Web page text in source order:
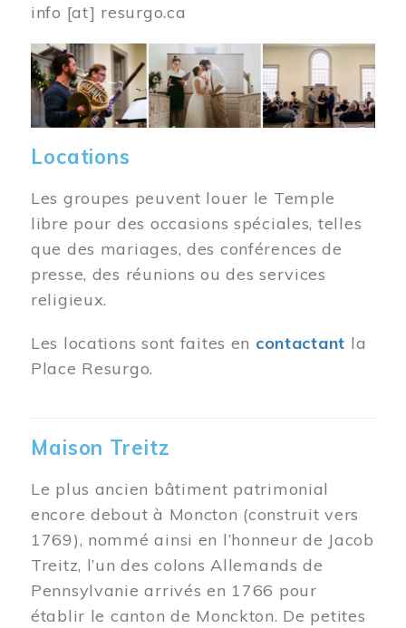
info [at] resurgo.ca
Image
Locations
Les groupes peuvent louer le Temple
libre pour des occasions spéciales, telles
que des mariages, des conférences de
presse, des réunions ou des services
religieux.
Les locations sont faites en contactant la
Place Resurgo.
Maison Treitz
Le plus ancien bâtiment patrimonial
encore debout à Moncton (construit vers
1769), nommé ainsi en l’honneur de Jacob
Treitz, l’un des colons Allemands de
Pennsylvanie arrivés en 1766 pour
établir le canton de Monckton. De petites